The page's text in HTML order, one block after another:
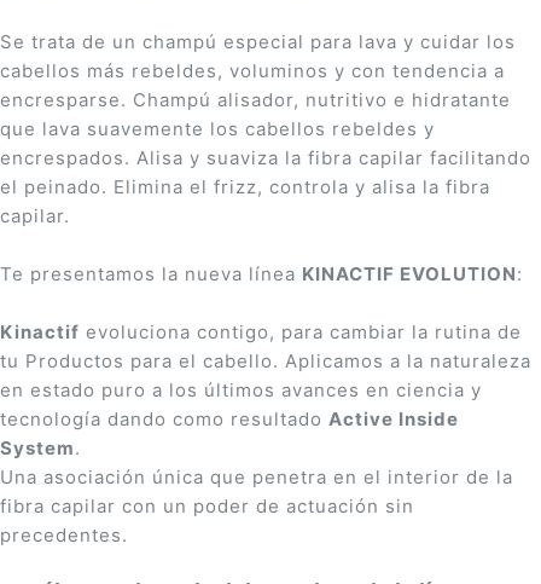
Se trata de un champú especial para lava y cuidar los
cabellos más rebeldes, voluminos y con tendencia a
encresparse. Champú alisador, nutritivo e hidratante
que lava suavemente los cabellos rebeldes y
encrespados. Alisa y suaviza la fibra capilar facilitando
el peinado. Elimina el frizz, controla y alisa la fibra
capilar.
Te presentamos la nueva lí­nea KINACTIF EVOLUTION:
Kinactif evoluciona contigo, para cambiar la rutina de
tu Productos para el cabello. Aplicamos a la naturaleza
en estado puro a los últimos avances en ciencia y
tecnologí­a dando como resultado Active Inside
System.
Una asociación única que penetra en el interior de la
fibra capilar con un poder de actuación sin
precedentes.